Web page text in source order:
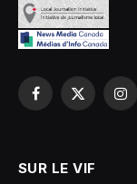
Facebook
X
SUR LE VIF